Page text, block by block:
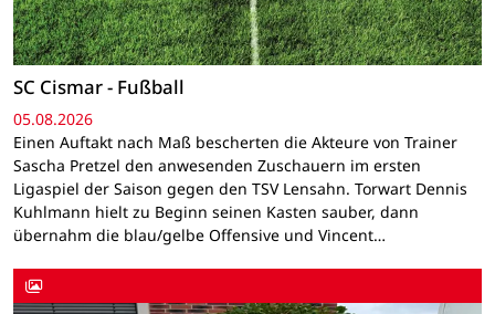
SC Cismar - Fußball
05.08.2026
Einen Auftakt nach Maß bescherten die Akteure von Trainer
Sascha Pretzel den anwesenden Zuschauern im ersten
Ligaspiel der Saison gegen den TSV Lensahn. Torwart Dennis
Kuhlmann hielt zu Beginn seinen Kasten sauber, dann
übernahm die blau/gelbe Offensive und Vincent…